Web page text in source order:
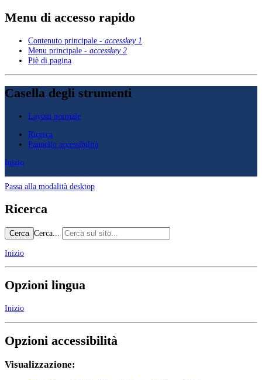
Menu di accesso rapido
Contenuto principale - accesskey 1
Menu principale - accesskey 2
Piè di pagina
Casella degli strumenti
Layout normale
Ricerca
Pannello accessibilità
Inizio
Passa alla modalità desktop
Ricerca
Cerca Cerca...
Inizio
Opzioni lingua
Inizio
Opzioni accessibilità
Visualizzazione: